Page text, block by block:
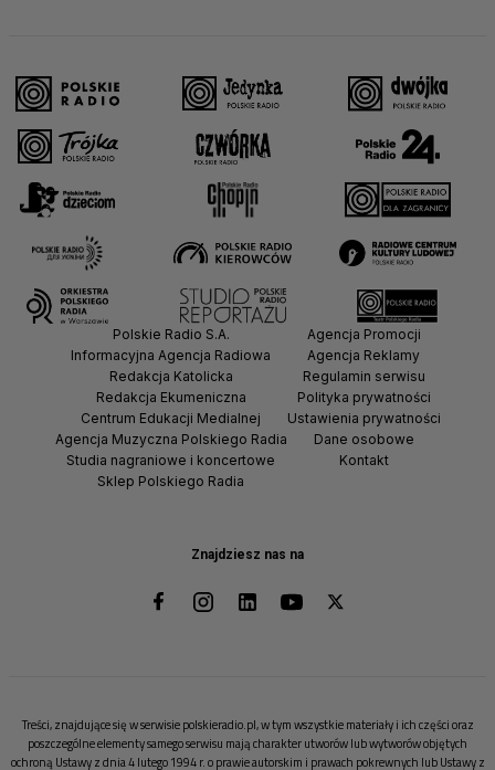
Znajdziesz nas na
Polskie Radio S.A.
Informacyjna Agencja Radiowa
Redakcja Katolicka
Redakcja Ekumeniczna
Centrum Edukacji Medialnej
Agencja Muzyczna Polskiego Radia
Studia nagraniowe i koncertowe
Sklep Polskiego Radia
Agencja Promocji
Agencja Reklamy
Regulamin serwisu
Polityka prywatności
Ustawienia prywatności
Dane osobowe
Kontakt
Treści, znajdujące się w serwisie polskieradio.pl, w tym wszystkie materiały i ich części oraz
poszczególne elementy samego serwisu mają charakter utworów lub wytworów objętych
ochroną Ustawy z dnia 4 lutego 1994 r. o prawie autorskim i prawach pokrewnych lub Ustawy z